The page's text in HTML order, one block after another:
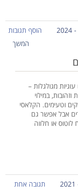
הוסף תגובות
המשך
מגולגלות –
וזהובות, במילוי
וטעימים. הקלאסי
אבל אפשר גם
או חלווה
תגובה אחת